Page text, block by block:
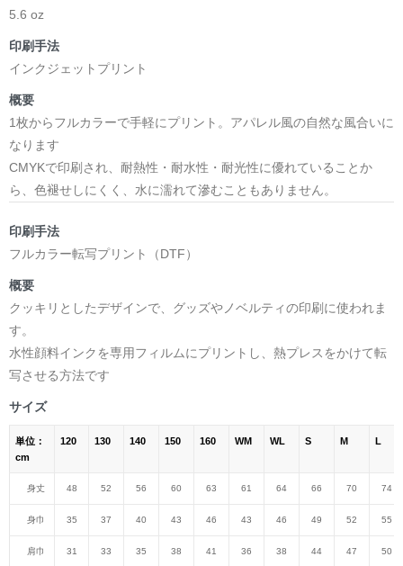
5.6 oz
印刷手法
インクジェットプリント
概要
1枚からフルカラーで手軽にプリント。アパレル風の自然な風合いに
なります
CMYKで印刷され、耐熱性・耐水性・耐光性に優れていることか
ら、色褪せしにくく、水に濡れて滲むこともありません。
印刷手法
フルカラー転写プリント（DTF）
概要
クッキリとしたデザインで、グッズやノベルティの印刷に使われま
す。
水性顔料インクを専用フィルムにプリントし、熱プレスをかけて転
写させる方法です
サイズ
単位：
cm
120 130 140 150 160 WM WL S M L
身丈 48 52 56 60 63 61 64 66 70 74
身巾 35 37 40 43 46 43 46 49 52 55
肩巾 31 33 35 38 41 36 38 44 47 50